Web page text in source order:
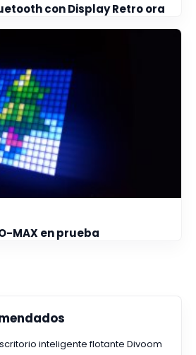
con Display Retro ora
MAX en prueba
inteligente flotante Divoom